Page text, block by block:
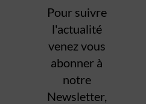
Pour suivre
l'actualité
venez vous
abonner à
notre
Newsletter,